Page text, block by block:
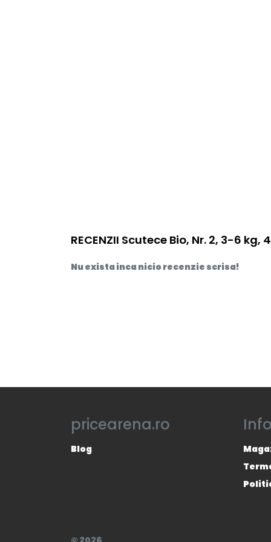
RECENZII Scutece Bio, Nr. 2, 3-6
Nu exista inca nicio recenzie scrisa!
pricearena.ro
Blog